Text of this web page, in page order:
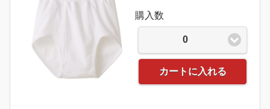
購入数
0
カートに入れる